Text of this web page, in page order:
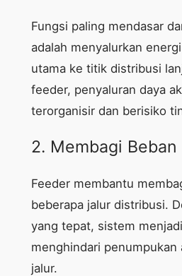
Fungsi paling mendasar
adalah menyalurkan
utama ke titik distribusi
feeder, penyaluran daya
terorganisir dan berisiko
2. Membagi
Feeder membantu
beberapa jalur distribusi.
yang tepat, sistem
menghindari penumpukan
jalur.